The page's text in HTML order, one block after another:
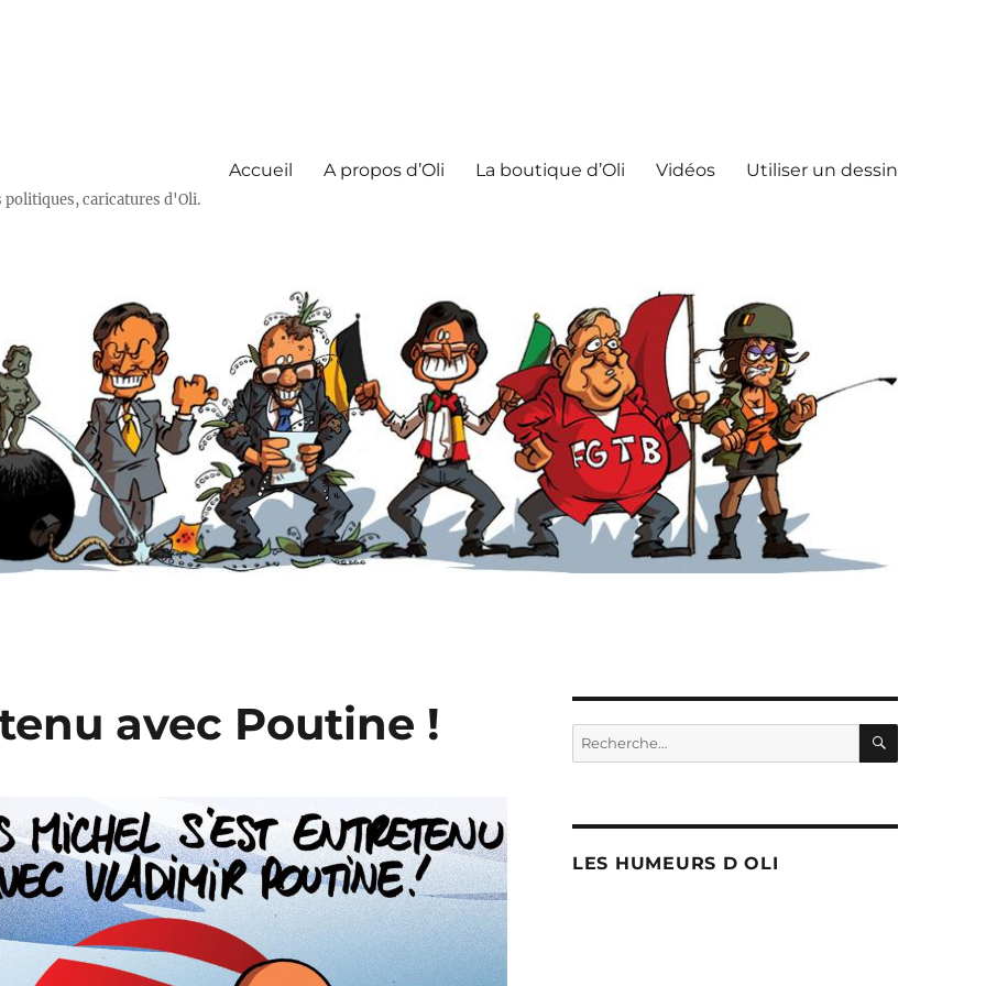
caricatures d'Oli.
Accueil A propos d’Oli La boutique d’Oli Vidéos Utiliser un dessin
avec Poutine !
Recherche
pour :
LES HUMEURS D OLI